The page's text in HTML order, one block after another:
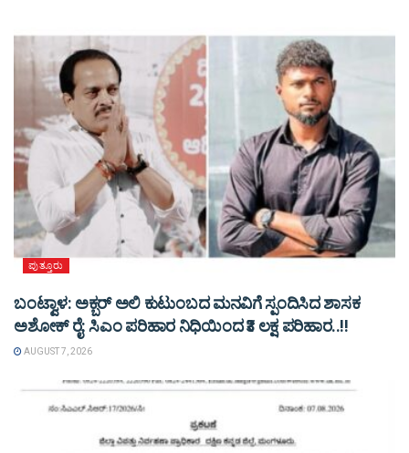
ಪುತ್ತೂರು
ಬಂಟ್ವಾಳ: ಅಕ್ಬರ್ ಅಲಿ ಕುಟುಂಬದ ಮನವಿಗೆ ಸ್ಪಂದಿಸಿದ ಶಾಸಕ
ಅಶೋಕ್ ರೈ: ಸಿಎಂ ಪರಿಹಾರ ನಿಧಿಯಿಂದ ₹3 ಲಕ್ಷ ಪರಿಹಾರ..!!
AUGUST 7, 2026